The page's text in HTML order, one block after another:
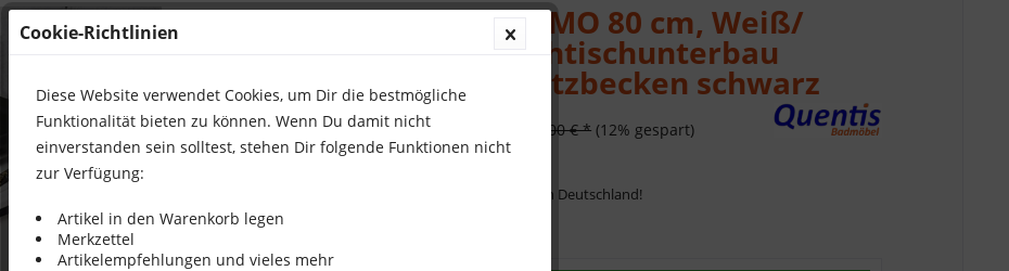
Badmöbel COSMO 80 cm, Weiß/
Schwarz, Waschtischunterbau
stehend, Aufsatzbecken schwarz
826,32 € *
939,00 € * (12% gespart)
inkl. MwSt.
Versandkostenfreie Lieferung in Deutschland!
Cookie-Richtlinien
Diese Website verwendet Cookies, um Dir die bestmögliche
Funktionalität bieten zu können. Wenn Du damit nicht
einverstanden sein solltest, stehen Dir folgende Funktionen nicht
zur Verfügung:
Artikel in den Warenkorb legen
Merkzettel
Artikelempfehlungen und vieles mehr